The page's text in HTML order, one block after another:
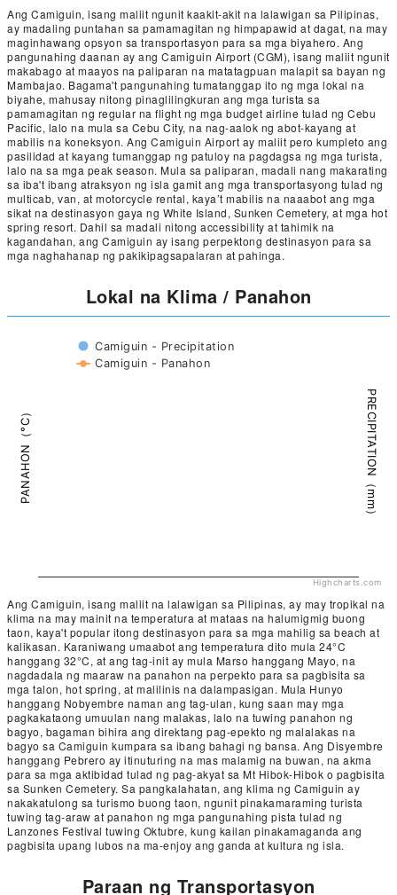
Ang Camiguin, isang maliit ngunit kaakit-akit na lalawigan sa Pilipinas,
ay madaling puntahan sa pamamagitan ng himpapawid at dagat, na may
maginhawang opsyon sa transportasyon para sa mga biyahero. Ang
pangunahing daanan ay ang Camiguin Airport (CGM), isang maliit ngunit
makabago at maayos na paliparan na matatagpuan malapit sa bayan ng
Mambajao. Bagama't pangunahing tumatanggap ito ng mga lokal na
biyahe, mahusay nitong pinaglilingkuran ang mga turista sa
pamamagitan ng regular na flight ng mga budget airline tulad ng Cebu
Pacific, lalo na mula sa Cebu City, na nag-aalok ng abot-kayang at
mabilis na koneksyon. Ang Camiguin Airport ay maliit pero kumpleto ang
pasilidad at kayang tumanggap ng patuloy na pagdagsa ng mga turista,
lalo na sa mga peak season. Mula sa paliparan, madali nang makarating
sa iba't ibang atraksyon ng isla gamit ang mga transportasyong tulad ng
multicab, van, at motorcycle rental, kaya’t mabilis na naaabot ang mga
sikat na destinasyon gaya ng White Island, Sunken Cemetery, at mga hot
spring resort. Dahil sa madali nitong accessibility at tahimik na
kagandahan, ang Camiguin ay isang perpektong destinasyon para sa
mga naghahanap ng pakikipagsapalaran at pahinga.
Lokal na Klima / Panahon
PANAHON（°C） PRECIPITATION（mm）
Camiguin - Precipitation
Camiguin - Panahon
Highcharts.com
Ang Camiguin, isang maliit na lalawigan sa Pilipinas, ay may tropikal na
klima na may mainit na temperatura at mataas na halumigmig buong
taon, kaya't popular itong destinasyon para sa mga mahilig sa beach at
kalikasan. Karaniwang umaabot ang temperatura dito mula 24°C
hanggang 32°C, at ang tag-init ay mula Marso hanggang Mayo, na
nagdadala ng maaraw na panahon na perpekto para sa pagbisita sa
mga talon, hot spring, at malilinis na dalampasigan. Mula Hunyo
hanggang Nobyembre naman ang tag-ulan, kung saan may mga
pagkakataong umuulan nang malakas, lalo na tuwing panahon ng
bagyo, bagaman bihira ang direktang pag-epekto ng malalakas na
bagyo sa Camiguin kumpara sa ibang bahagi ng bansa. Ang Disyembre
hanggang Pebrero ay itinuturing na mas malamig na buwan, na akma
para sa mga aktibidad tulad ng pag-akyat sa Mt Hibok-Hibok o pagbisita
sa Sunken Cemetery. Sa pangkalahatan, ang klima ng Camiguin ay
nakakatulong sa turismo buong taon, ngunit pinakamaraming turista
tuwing tag-araw at panahon ng mga pangunahing pista tulad ng
Lanzones Festival tuwing Oktubre, kung kailan pinakamaganda ang
pagbisita upang lubos na ma-enjoy ang ganda at kultura ng isla.
Paraan ng Transportasyon